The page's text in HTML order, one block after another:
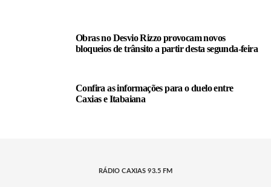
Obras no Desvio Rizzo provocam novos
bloqueios de trânsito a partir desta segunda-feira
Confira as informações para o duelo entre
Caxias e Itabaiana
RÁDIO CAXIAS 93.5 FM